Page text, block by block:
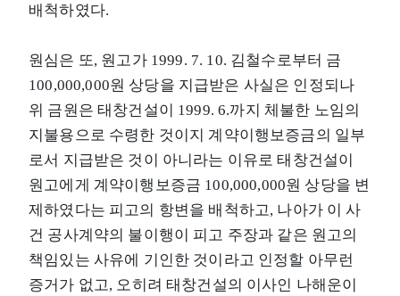
배척하였다.
원심은 또, 원고가 1999. 7. 10. 김철수로부터 금
100,000,000원 상당을 지급받은 사실은 인정되나
위 금원은 태창건설이 1999. 6.까지 체불한 노임의
지불용으로 수령한 것이지 계약이행보증금의 일부
로서 지급받은 것이 아니라는 이유로 태창건설이
원고에게 계약이행보증금 100,000,000원 상당을 변
제하였다는 피고의 항변을 배척하고, 나아가 이 사
건 공사계약의 불이행이 피고 주장과 같은 원고의
책임있는 사유에 기인한 것이라고 인정할 아무런
증거가 없고, 오히려 태창건설의 이사인 나해운이